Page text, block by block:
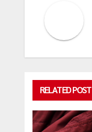
RELATED POST